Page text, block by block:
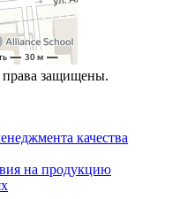
защищены.
качества
на продукцию